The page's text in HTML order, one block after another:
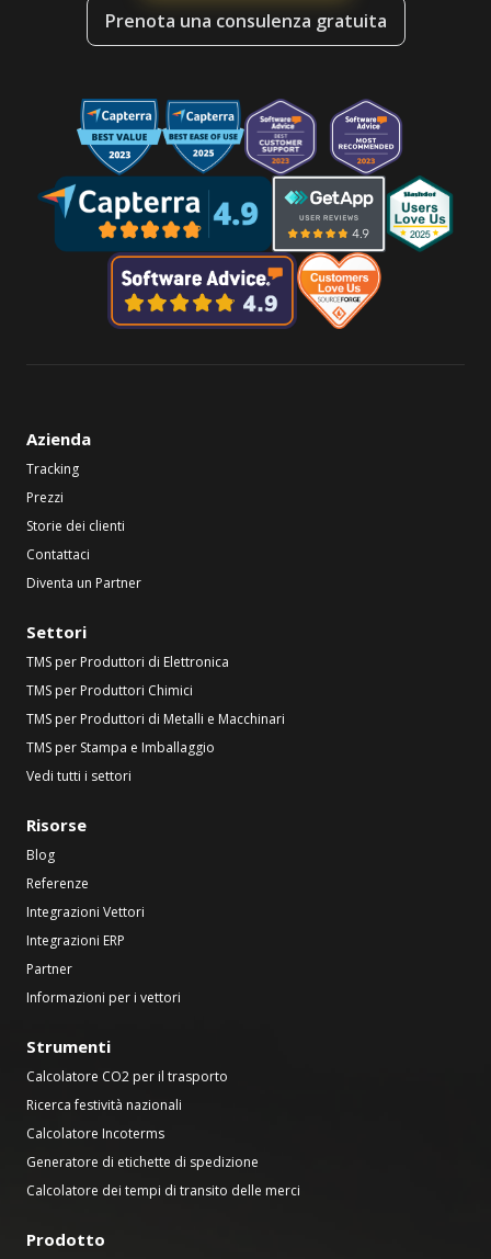
Prenota una consulenza gratuita
Azienda
Tracking
Prezzi
Storie dei clienti
Contattaci
Diventa un Partner
Settori
TMS per Produttori di Elettronica
TMS per Produttori Chimici
TMS per Produttori di Metalli e Macchinari
TMS per Stampa e Imballaggio
Vedi tutti i settori
Risorse
Blog
Referenze
Integrazioni Vettori
Integrazioni ERP
Partner
Informazioni per i vettori
Strumenti
Calcolatore CO2 per il trasporto
Ricerca festività nazionali
Calcolatore Incoterms
Generatore di etichette di spedizione
Calcolatore dei tempi di transito delle merci
Prodotto